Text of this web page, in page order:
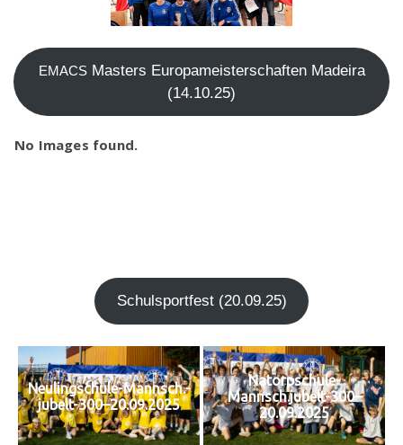
EMACSMas­ters Euro­pa­meis­ter­schaf­ten Madei­ra
(14.10.25)
No Images found.
Schul­sport­fest (20.09.25)
Neulingschule-Mannsch.-
jubelt-300–20.09.2025
Natorpschule-
Mannsch.jubelt-300–
20.09.2025